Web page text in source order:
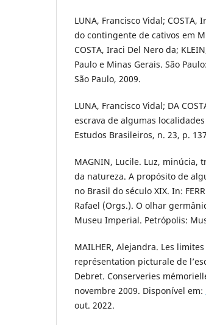
LUNA, Francisco Vidal;
do contingente de cativos em
COSTA, Iraci Del Nero da;
Paulo e Minas Gerais. São
São Paulo, 2009.
LUNA, Francisco Vidal; DA
escrava de algumas
Estudos Brasileiros, n. 23, p.
MAGNIN, Lucile. Luz, minúcia,
da natureza. A propósito de
no Brasil do século XIX. In:
Rafael (Orgs.). O olhar
Museu Imperial. Petrópolis:
MAILHER, Alejandra. Les
représentation picturale de
Debret. Conserveries
novembre 2009. Disponível em:
out. 2022.